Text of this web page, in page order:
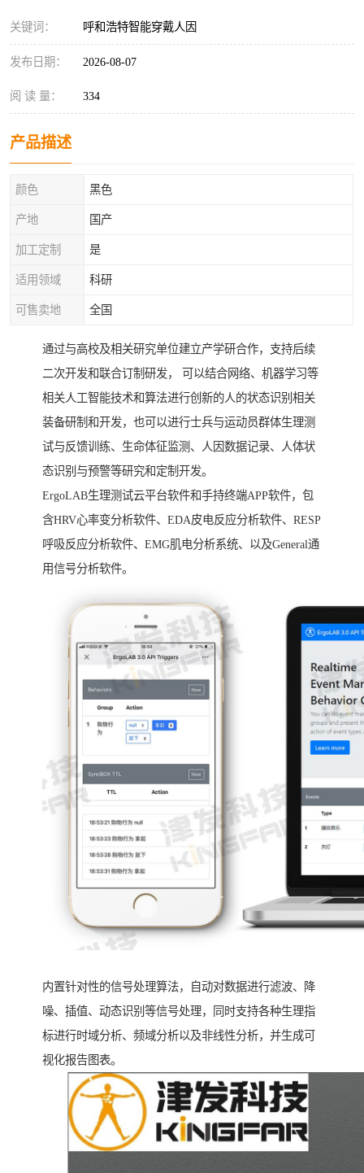
关键词： 呼和浩特智能穿戴人因
发布日期： 2026-08-07
阅 读 量： 334
产品描述
颜色 黑色
产地 国产
加工定制 是
适用领域 科研
可售卖地 全国
通过与高校及相关研究单位建立产学研合作，支持后续
二次开发和联合订制研发， 可以结合网络、机器学习等
相关人工智能技术和算法进行创新的人的状态识别相关
装备研制和开发，也可以进行士兵与运动员群体生理测
试与反馈训练、生命体征监测、人因数据记录、人体状
态识别与预警等研究和定制开发。
ErgoLAB生理测试云平台软件和手持终端APP软件，包
含HRV心率变分析软件、EDA皮电反应分析软件、RESP
呼吸反应分析软件、EMG肌电分析系统、以及General通
用信号分析软件。
内置针对性的信号处理算法，自动对数据进行滤波、降
噪、插值、动态识别等信号处理，同时支持各种生理指
标进行时域分析、频域分析以及非线性分析，并生成可
视化报告图表。